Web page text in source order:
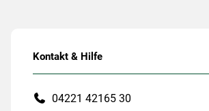
Kontakt & Hilfe
04221 42165 30